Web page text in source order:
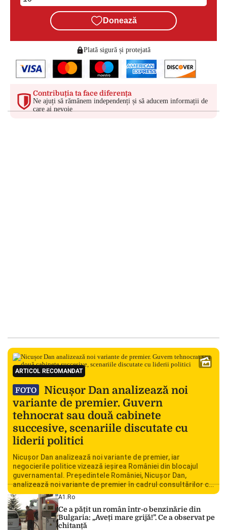
Donează
Plată sigură și protejată
Contribuția ta face diferența
Ne ajuți să rămânem independenți și să aducem informații de
care ai nevoie
ARTICOL RECOMANDAT
FOTO
Nicușor Dan analizează noi
variante de premier. Guvern
tehnocrat sau două cabinete
succesive, scenariile discutate cu
liderii politici
Nicușor Dan analizează noi variante de premier, iar
negocierile politice vizează ieșirea României din blocajul
guvernamental. Președintele României, Nicușor Dan,
analizează noi variante de premier în cadrul consultărilor cu
liderii politici. Ciprian Ciucu vorbește despre scenariul unui
guvern tehnocrat și despre posibilitatea a două cabinete
succesive. Nicușor Dan analizează noi variante de premier
România traversează […]
A1.ro
Ce a pățit un român într-o benzinărie din
Bulgaria: „Aveți mare grijă!”. Ce a observat pe
chitanță